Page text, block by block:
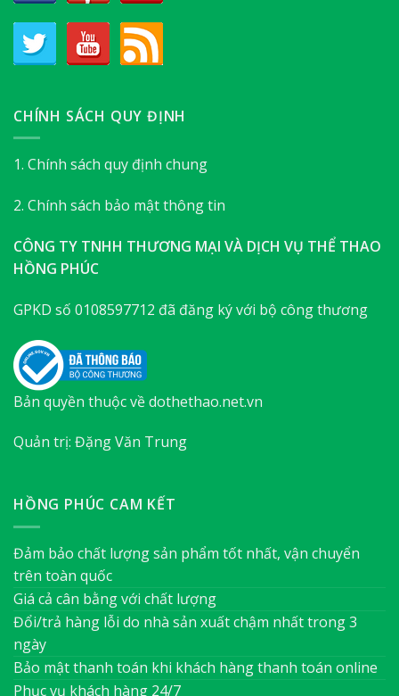
CHÍNH SÁCH QUY ĐỊNH
1. Chính sách quy định chung
2. Chính sách bảo mật thông tin
CÔNG TY TNHH THƯƠNG MẠI VÀ DỊCH VỤ THỂ THAO
HỒNG PHÚC
GPKD số 0108597712 đã đăng ký với bộ công thương
Bản quyền thuộc về dothethao.net.vn
Quản trị: Đặng Văn Trung
HỒNG PHÚC CAM KẾT
Đảm bảo chất lượng sản phẩm tốt nhất, vận chuyển
trên toàn quốc
Giá cả cân bằng với chất lượng
Đổi/trả hàng lỗi do nhà sản xuất chậm nhất trong 3
ngày
Bảo mật thanh toán khi khách hàng thanh toán online
Phục vụ khách hàng 24/7